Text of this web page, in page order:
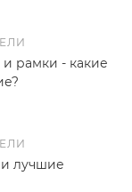
рамки - какие
лучшие